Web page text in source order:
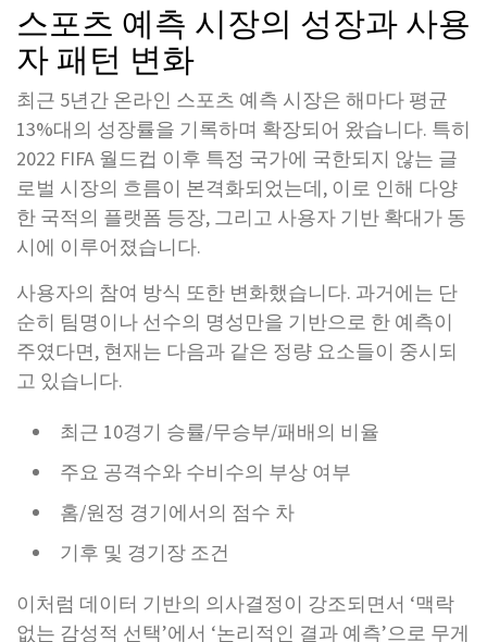
스포츠 예측 시장의 성장과 사용
자 패턴 변화
최근 5년간 온라인 스포츠 예측 시장은 해마다 평균
13%대의 성장률을 기록하며 확장되어 왔습니다. 특히
2022 FIFA 월드컵 이후 특정 국가에 국한되지 않는 글
로벌 시장의 흐름이 본격화되었는데, 이로 인해 다양
한 국적의 플랫폼 등장, 그리고 사용자 기반 확대가 동
시에 이루어졌습니다.
사용자의 참여 방식 또한 변화했습니다. 과거에는 단
순히 팀명이나 선수의 명성만을 기반으로 한 예측이
주였다면, 현재는 다음과 같은 정량 요소들이 중시되
고 있습니다.
최근 10경기 승률/무승부/패배의 비율
주요 공격수와 수비수의 부상 여부
홈/원정 경기에서의 점수 차
기후 및 경기장 조건
이처럼 데이터 기반의 의사결정이 강조되면서 ‘맥락
없는 감성적 선택’에서 ‘논리적인 결과 예측’으로 무게